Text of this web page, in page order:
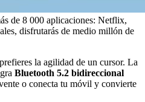
de 8 000 aplicaciones: Netflix,
disfrutarás de medio millón de
la agilidad de un cursor. La
Bluetooth 5.2 bidireccional
o conecta tu móvil y convierte